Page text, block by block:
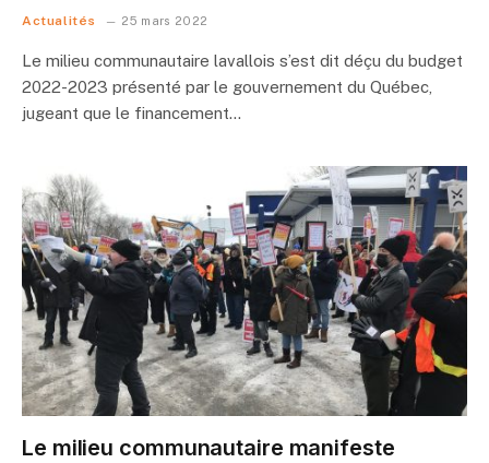
Actualités 25 mars 2022
Le milieu communautaire lavallois s’est dit déçu du budget
2022-2023 présenté par le gouvernement du Québec,
jugeant que le financement…
Le milieu communautaire manifeste